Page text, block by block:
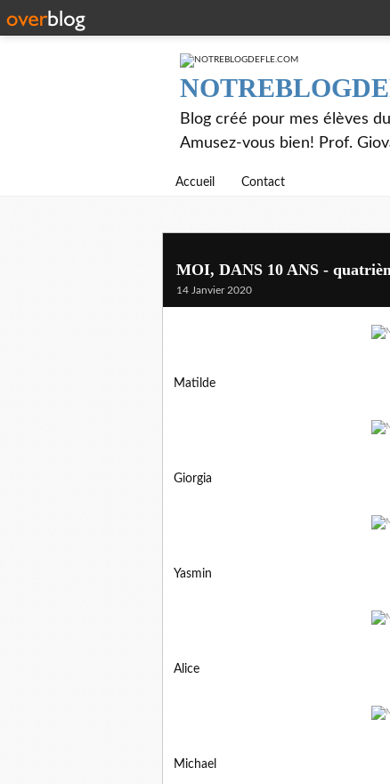
Blog créé pour mes élèves
Amusez-vous bien! Prof.
Accueil Contact
MOI, DANS 10 ANS -
14 Janvier 2020
Matilde
Giorgia
Yasmin
Alice
Michael